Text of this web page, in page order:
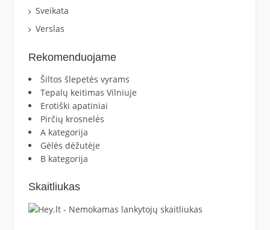
Sveikata
Verslas
Rekomenduojame
Šiltos šlepetės vyrams
Tepalų keitimas Vilniuje
Erotiški apatiniai
Pirčių krosnelės
A kategorija
Gėlės dėžutėje
B kategorija
Skaitliukas